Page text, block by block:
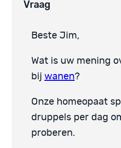
Vraag
Beste Jim,
Wat is uw mening
bij wanen?
Onze homeopaat
druppels per dag
proberen.